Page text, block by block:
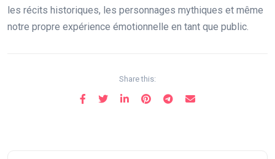
les récits historiques, les personnages mythiques et même
notre propre expérience émotionnelle en tant que public.
Share this: